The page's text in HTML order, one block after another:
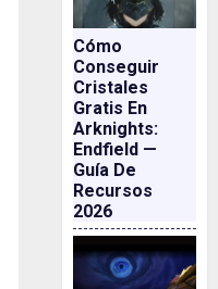
Cómo
Conseguir
Cristales
Gratis En
Arknights:
Endfield —
Guía De
Recursos
2026